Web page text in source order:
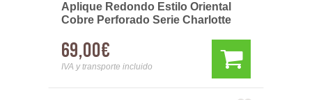
Aplique Redondo Estilo Oriental
Cobre Perforado Serie Charlotte
69,00€
IVA y transporte incluido